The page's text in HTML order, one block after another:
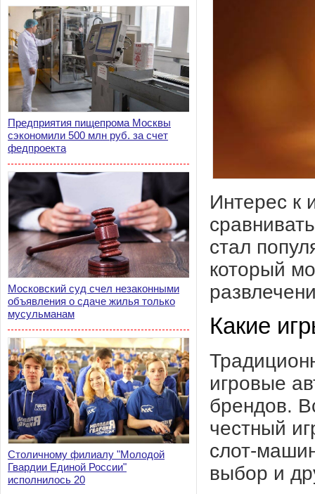
Предприятия пищепрома Москвы
сэкономили 500 млн руб. за счет
федпроекта
Московский суд счел незаконными
объявления о сдаче жилья только
мусульманам
Столичному филиалу "Молодой
Гвардии Единой России"
исполнилось 20
Интерес к
стал
который
Какие
игровые
брендов.
честный
слот-
выбор и